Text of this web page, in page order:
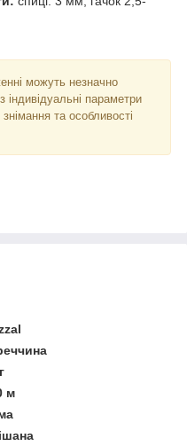
можуть незначно
індивідуальні параметри
та особливості
м